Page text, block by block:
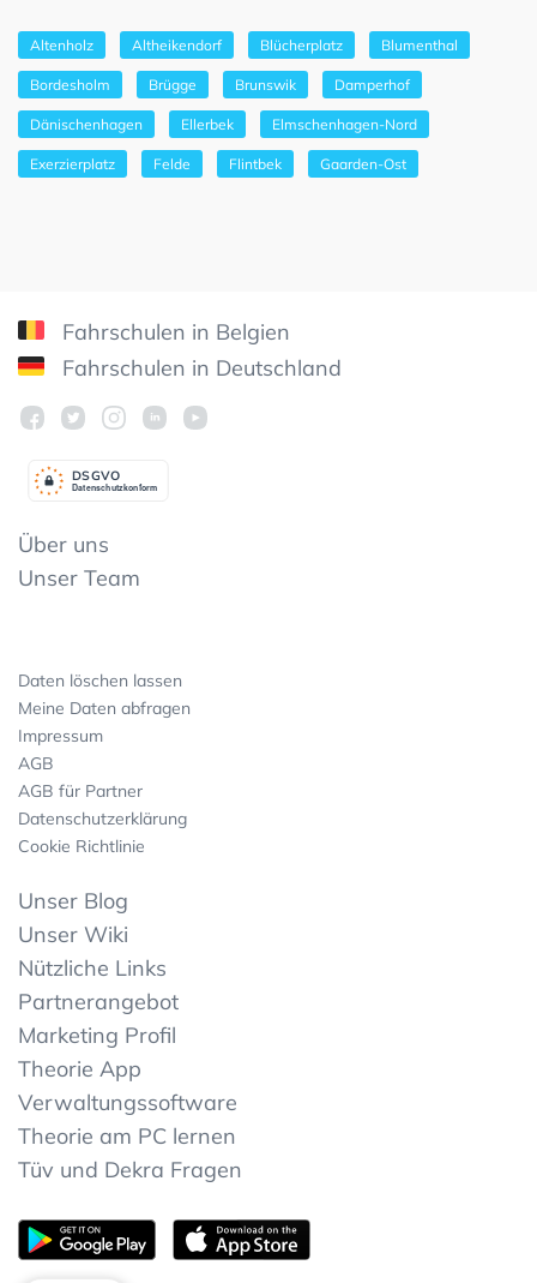
Altenholz Altheikendorf Blücherplatz Blumenthal
Bordesholm Brügge Brunswik Damperhof
Dänischenhagen Ellerbek Elmschenhagen-Nord
Exerzierplatz Felde Flintbek Gaarden-Ost
Fahrschulen in Belgien
Fahrschulen in Deutschland
Datenschutzkonform
DSGVO
Über uns
Unser Team
Daten löschen lassen
Meine Daten abfragen
Impressum
AGB
AGB für Partner
Datenschutzerklärung
Cookie Richtlinie
Unser Blog
Unser Wiki
Nützliche Links
Partnerangebot
Marketing Profil
Theorie App
Verwaltungssoftware
Theorie am PC lernen
Tüv und Dekra Fragen